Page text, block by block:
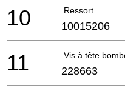
Ressort
10 10015206
Vis à tête
11 228663